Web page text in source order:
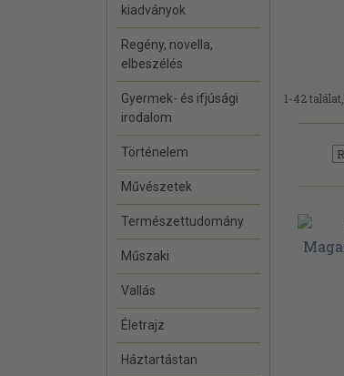
kiadványok
Regény, novella,
elbeszélés
Gyermek- és ifjúsági
irodalom
Történelem
Művészetek
Természettudomány
Műszaki
Vallás
Életrajz
Háztartástan
1-42